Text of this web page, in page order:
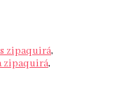
zipaquirá,
zipaquirá,